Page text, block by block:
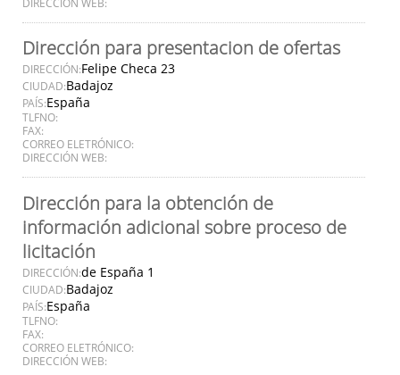
Dirección para presentacion de ofertas
DIRECCIÓN:Felipe Checa 23
CIUDAD:Badajoz
PAÍS:España
TLFNO:
FAX:
CORREO ELETRÓNICO:
DIRECCIÓN WEB:
Dirección para la obtención de
información adicional sobre proceso de
licitación
DIRECCIÓN:de España 1
CIUDAD:Badajoz
PAÍS:España
TLFNO:
FAX:
CORREO ELETRÓNICO:
DIRECCIÓN WEB: